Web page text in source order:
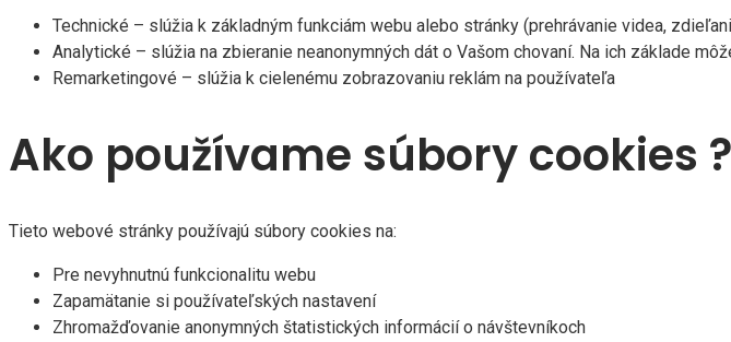
Technické – slúžia k základným funkciám webu alebo stránky (prehrávanie videa,
Analytické – slúžia na zbieranie neanonymných dát o Vašom chovaní. Na ich základe
Remarketingové – slúžia k cielenému zobrazovaniu reklám na používateľa
Ako používame súbory cookies ?
Tieto webové stránky používajú súbory cookies na:
Pre nevyhnutnú funkcionalitu webu
Zapamätanie si používateľských nastavení
Zhromažďovanie anonymných štatistických informácií o návštevníkoch